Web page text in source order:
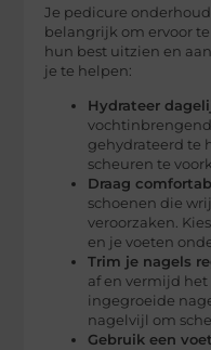
Je pedicure
belangrijk om ervoor
hun best uitzien en
je te helpen:
Hydrateer
gehydrateerd te
scheuren te
Draag
schoenen die
veroorzaken.
en je voeten
Trim je nagels
af en vermijd
ingegroeide
nagelvijl om
Gebruik een